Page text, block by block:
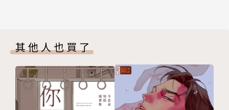
其他人也買了